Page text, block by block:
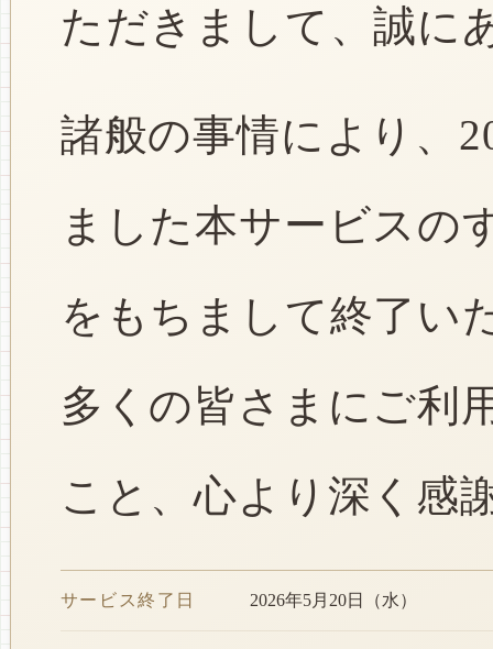
ただきまして、誠に
諸般の事情により、
ました本サービスの
をもちまして終了い
多くの皆さまにご利
こと、心より深く感
サービス終了日 2026年5月20日（水）